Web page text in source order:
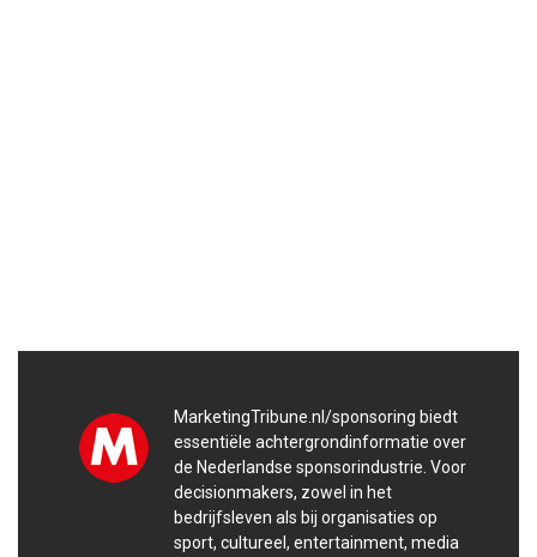
MarketingTribune.nl/sponsoring biedt
essentiële achtergrondinformatie over
de Nederlandse sponsorindustrie. Voor
decisionmakers, zowel in het
bedrijfsleven als bij organisaties op
sport, cultureel, entertainment, media